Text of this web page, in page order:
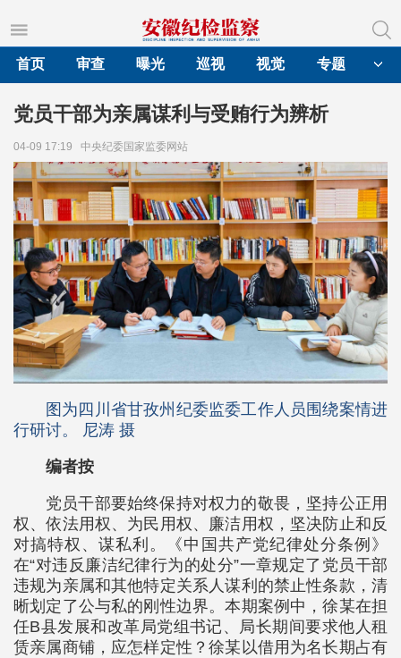
首页
审查 曝光 巡视 视觉 专题
党员干部为亲属谋利与受贿行为辨析
04-09 17:19 中央纪委国家监委网站
图为四川省甘孜州纪委监委工作人员围绕案情进
行研讨。 尼涛 摄
编者按
党员干部要始终保持对权力的敬畏，坚持公正用
权、依法用权、为民用权、廉洁用权，坚决防止和反
对搞特权、谋私利。《中国共产党纪律处分条例》
在“对违反廉洁纪律行为的处分”一章规定了党员干部
违规为亲属和其他特定关系人谋利的禁止性条款，清
晰划定了公与私的刚性边界。本期案例中，徐某在担
任B县发展和改革局党组书记、局长期间要求他人租
赁亲属商铺，应怎样定性？徐某以借用为名长期占有